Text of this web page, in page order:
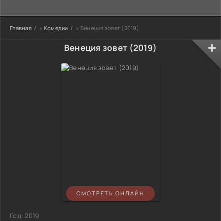
Главная » Комедии » Венеция зовет (2019)
Венеция зовет (2019)
СМОТРЕТЬ ОНЛАЙН
Год:2019